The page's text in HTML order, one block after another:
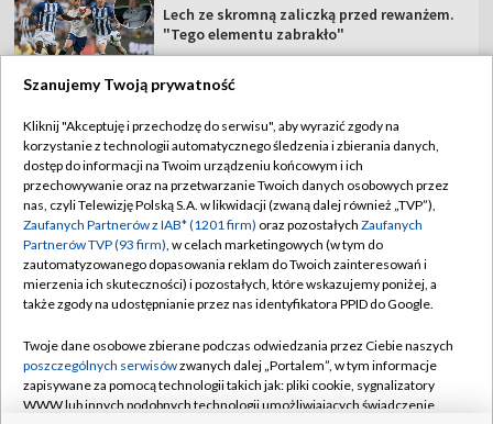
Lech ze skromną zaliczką przed rewanżem.
"Tego elementu zabrakło"
TVP
Abonament TVP
Sklep TVP
Biuro Reklamy
Oferta Handlowa
Emisja w TVP
Rada Programowa
Regulamin TVP
Polityka prywatności
Moje zgody
Biuro reklamy
Kanały
Szanujemy Twoją prywatność
Kliknij "Akceptuję i przechodzę do serwisu", aby wyrazić zgody na
korzystanie z technologii automatycznego śledzenia i zbierania danych,
dostęp do informacji na Twoim urządzeniu końcowym i ich
przechowywanie oraz na przetwarzanie Twoich danych osobowych przez
nas, czyli Telewizję Polską S.A. w likwidacji (zwaną dalej również „TVP”),
Zaufanych Partnerów z IAB* (1201 firm) oraz pozostałych Zaufanych
Partnerów TVP (93 firm), w celach marketingowych (w tym do
zautomatyzowanego dopasowania reklam do Twoich zainteresowań i
mierzenia ich skuteczności) i pozostałych, które wskazujemy poniżej, a
także zgody na udostępnianie przez nas identyfikatora PPID do Google.
Twoje dane osobowe zbierane podczas odwiedzania przez Ciebie naszych
poszczególnych serwisówzwanych dalej „Portalem”, w tym informacje
zapisywane za pomocą technologii takich jak: pliki cookie, sygnalizatory
WWW lub innych podobnych technologii umożliwiających świadczenie